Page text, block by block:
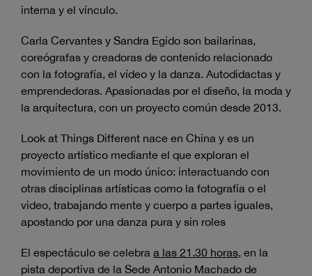
interna y el vínculo.
Carla Cervantes y Sandra Egido son bailarinas,
coreógrafas y creadoras de contenido relacionado
con la fotografía, el vídeo y la danza. Autodidactas y
emprendedoras. Apasionadas por el diseño, la moda y
la arquitectura, con un proyecto común desde 2013.
Look at Things Different nace en China y es un
proyecto artístico mediante el que exploran el
movimiento de un modo único: interactuando con
otras disciplinas artísticas como la fotografía o el
video, trabajando mente y cuerpo a partes iguales,
apostando por una danza pura y sin roles
El espectáculo se celebra a las 21.30 horas, en la
pista deportiva de la Sede Antonio Machado de